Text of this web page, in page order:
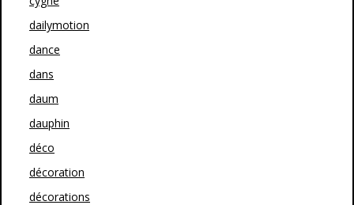
dailymotion
dance
dans
daum
dauphin
déco
décoration
décorations